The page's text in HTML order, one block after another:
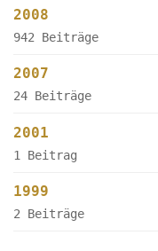
2008
942 Beiträge
2007
24 Beiträge
2001
1 Beitrag
1999
2 Beiträge